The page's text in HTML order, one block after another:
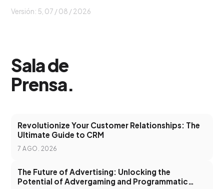
Versión: 5, 07 / 08 / 2026
Sala de
Prensa.
Revolutionize Your Customer Relationships: The
Ultimate Guide to CRM
7 AGO. 2026
The Future of Advertising: Unlocking the
Potential of Advergaming and Programmatic